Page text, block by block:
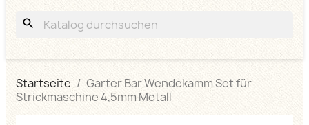
search
Startseite
Garter Bar Wendekamm Set für
Strickmaschine 4,5mm Metall